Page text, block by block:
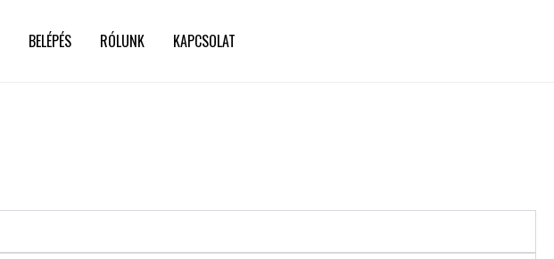
BELÉPÉS RÓLUNK KAPCSOLAT